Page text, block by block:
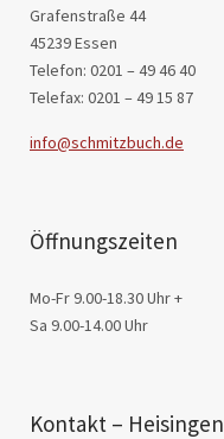
Grafenstraße 44
45239 Essen
Telefon: 0201 – 49 46 40
Telefax: 0201 – 49 15 87
info@schmitzbuch.de
Öffnungszeiten
Mo-Fr 9.00-18.30 Uhr +
Sa 9.00-14.00 Uhr
Kontakt – Heisingen